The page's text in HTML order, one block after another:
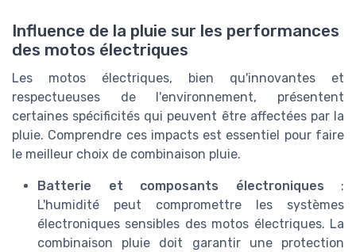
Influence de la pluie sur les performances
des motos électriques
Les motos électriques, bien qu'innovantes et
respectueuses de l'environnement, présentent
certaines spécificités qui peuvent être affectées par la
pluie. Comprendre ces impacts est essentiel pour faire
le meilleur choix de combinaison pluie.
Batterie et composants électroniques :
L'humidité peut compromettre les systèmes
électroniques sensibles des motos électriques. La
combinaison pluie doit garantir une protection